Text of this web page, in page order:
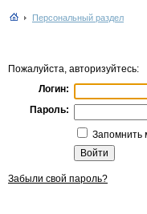
Персональный раздел
Пожалуйста, авторизуйтесь:
Логин:
Пароль:
Запомнить
Забыли свой пароль?